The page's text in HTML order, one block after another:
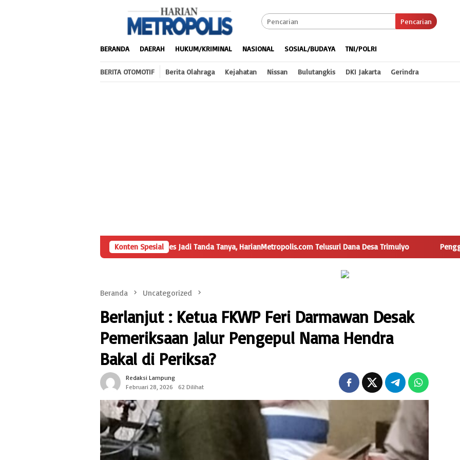
Pencarian
BERANDA DAERAH HUKUM/KRIMINAL NASIONAL SOSIAL/BUDAYA TNI/POLRI
BERITA OTOMOTIF Berita Olahraga Kejahatan Nissan Bulutangkis DKI Jakarta Gerindra
Konten Spesial
Modal BUMDes Jadi Tanda Tanya, HarianMetropolis.com Telusuri Dana Desa Trimulyo Pengguna Jalan Iskandar Muda
Beranda Uncategorized
Berlanjut : Ketua FKWP Feri Darmawan Desak
Pemeriksaan Jalur Pengepul Nama Hendra
Bakal di Periksa?
Redaksi Lampung
Februari 28, 2026
62 Dilihat